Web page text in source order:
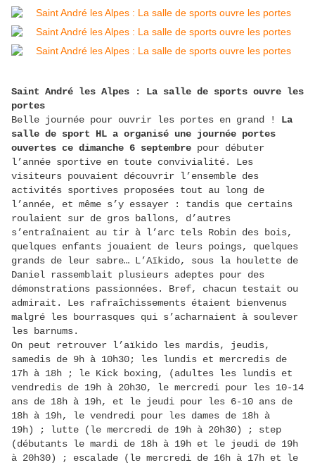
Saint André les Alpes : La salle de sports ouvre les
portes
Belle journée pour ouvrir les portes en grand ! La
salle de sport HL a organisé une journée portes
ouvertes ce dimanche 6 septembre pour débuter
l’année sportive en toute convivialité. Les
visiteurs pouvaient découvrir l’ensemble des
activités sportives proposées tout au long de
l’année, et même s’y essayer : tandis que certains
roulaient sur de gros ballons, d’autres
s’entraînaient au tir à l’arc tels Robin des bois,
quelques enfants jouaient de leurs poings, quelques
grands de leur sabre… L’Aïkido, sous la houlette de
Daniel rassemblait plusieurs adeptes pour des
démonstrations passionnées. Bref, chacun testait ou
admirait. Les rafraîchissements étaient bienvenus
malgré les bourrasques qui s’acharnaient à soulever
les barnums.
On peut retrouver l’aïkido les mardis, jeudis,
samedis de 9h à 10h30; les lundis et mercredis de
17h à 18h ; le Kick boxing, (adultes les lundis et
vendredis de 19h à 20h30, le mercredi pour les 10-14
ans de 18h à 19h, et le jeudi pour les 6-10 ans de
18h à 19h, le vendredi pour les dames de 18h à
19h) ; lutte (le mercredi de 19h à 20h30) ; step
(débutants le mardi de 18h à 19h et le jeudi de 19h
à 20h30) ; escalade (le mercredi de 16h à 17h et le